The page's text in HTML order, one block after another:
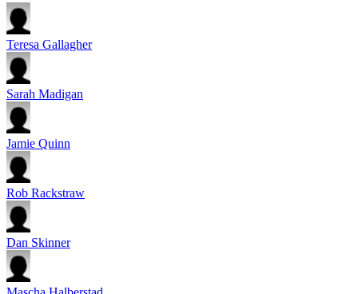
Teresa Gallagher
Sarah Madigan
Jamie Quinn
Rob Rackstraw
Dan Skinner